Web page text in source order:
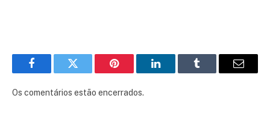
FacebookTwitter Pinterest LinkedInTumblr
E-
Os comentários estão encerrados.